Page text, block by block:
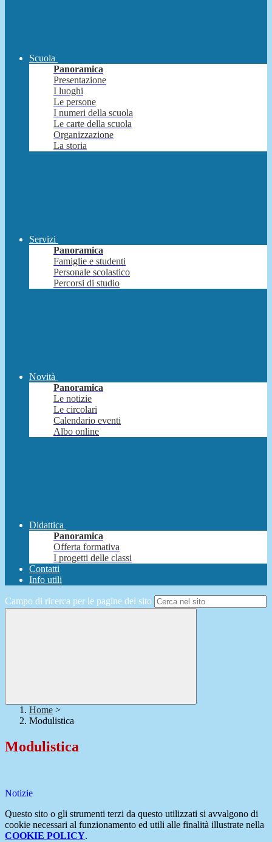
Scuola
Panoramica
Presentazione
I luoghi
Le persone
I numeri della scuola
Le carte della scuola
Organizzazione
La storia
Servizi
Panoramica
Famiglie e studenti
Personale scolastico
Percorsi di studio
Novità
Panoramica
Le notizie
Le circolari
Calendario eventi
Albo online
Didattica
Panoramica
Offerta formativa
I progetti delle classi
Contatti
Info utili
Campo di ricerca per le pagine del sito
Home >
Modulistica
Modulistica
Notizie
Questo sito o gli strumenti terzi da questo utilizzati si avvalgono di
cookie necessari al funzionamento ed utili alle finalità illustrate nella
COOKIE POLICY.